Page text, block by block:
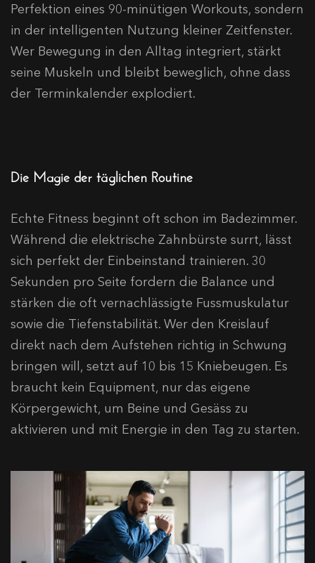
Perfektion eines 90-minütigen Workouts, sondern
in der intelligenten Nutzung kleiner Zeitfenster.
Wer Bewegung in den Alltag integriert, stärkt
seine Muskeln und bleibt beweglich, ohne dass
der Terminkalender explodiert.
Die Magie der täglichen Routine
Echte Fitness beginnt oft schon im Badezimmer.
Während die elektrische Zahnbürste surrt, lässt
sich perfekt der Einbeinstand trainieren. 30
Sekunden pro Seite fordern die Balance und
stärken die oft vernachlässigte Fussmuskulatur
sowie die Tiefenstabilität. Wer den Kreislauf
direkt nach dem Aufstehen richtig in Schwung
bringen will, setzt auf 10 bis 15 Kniebeugen. Es
braucht kein Equipment, nur das eigene
Körpergewicht, um Beine und Gesäss zu
aktivieren und mit Energie in den Tag zu starten.